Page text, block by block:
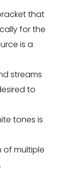
that
for the
is a
streams
to
tones is
of multiple